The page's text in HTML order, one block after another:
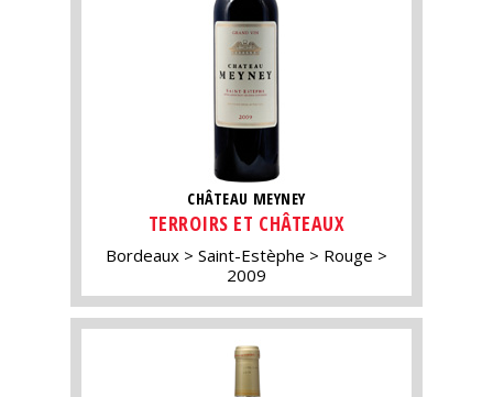
CHÂTEAU MEYNEY
TERROIRS ET CHÂTEAUX
Bordeaux Saint-Estèphe
Rouge
2009